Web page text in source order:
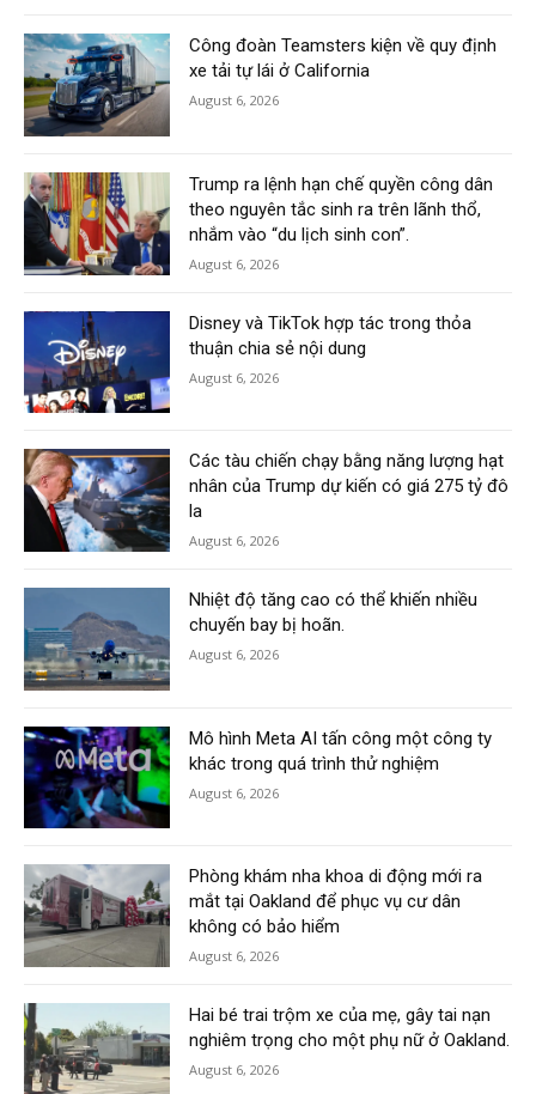
Công đoàn Teamsters kiện về quy định
xe tải tự lái ở California
August 6, 2026
Trump ra lệnh hạn chế quyền công dân
theo nguyên tắc sinh ra trên lãnh thổ,
nhắm vào “du lịch sinh con”.
August 6, 2026
Disney và TikTok hợp tác trong thỏa
thuận chia sẻ nội dung
August 6, 2026
Các tàu chiến chạy bằng năng lượng hạt
nhân của Trump dự kiến có giá 275 tỷ đô
la
August 6, 2026
Nhiệt độ tăng cao có thể khiến nhiều
chuyến bay bị hoãn.
August 6, 2026
Mô hình Meta AI tấn công một công ty
khác trong quá trình thử nghiệm
August 6, 2026
Phòng khám nha khoa di động mới ra
mắt tại Oakland để phục vụ cư dân
không có bảo hiểm
August 6, 2026
Hai bé trai trộm xe của mẹ, gây tai nạn
nghiêm trọng cho một phụ nữ ở Oakland.
August 6, 2026